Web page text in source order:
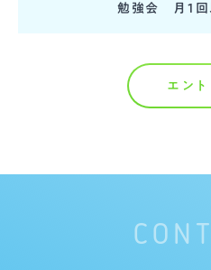
勉強会 月1回
エント